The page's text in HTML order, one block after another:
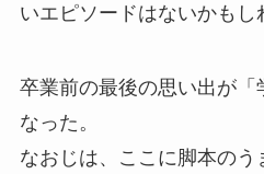
いエピソードはないかもし
卒業前の最後の思い出が「
なった。
なおじは、ここに脚本のう